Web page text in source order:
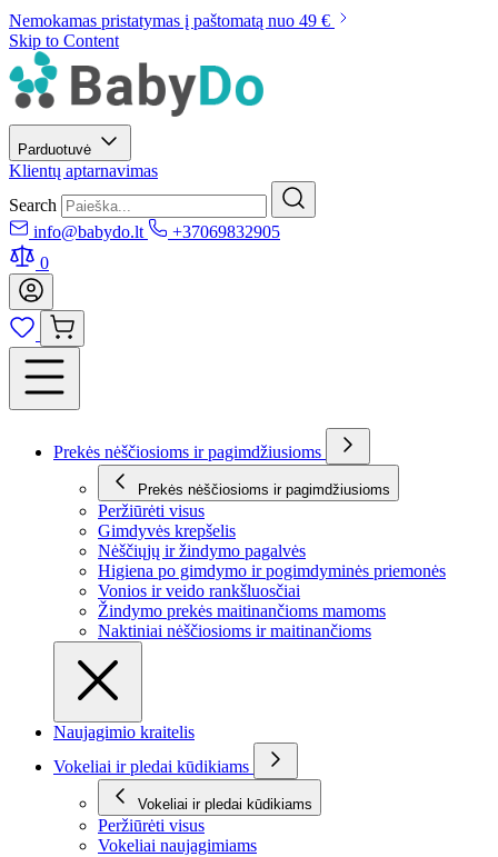
Nemokamas pristatymas į paštomatą nuo 49 €
Skip to Content
Parduotuvė
Klientų aptarnavimas
Search
info@babydo.lt
+37069832905
0
Prekės nėščiosioms ir pagimdžiusioms
Prekės nėščiosioms ir pagimdžiusioms
Peržiūrėti visus
Gimdyvės krepšelis
Nėščiųjų ir žindymo pagalvės
Higiena po gimdymo ir pogimdyminės priemonės
Vonios ir veido rankšluosčiai
Žindymo prekės maitinančioms mamoms
Naktiniai nėščiosioms ir maitinančioms
Naujagimio kraitelis
Vokeliai ir pledai kūdikiams
Vokeliai ir pledai kūdikiams
Peržiūrėti visus
Vokeliai naujagimiams